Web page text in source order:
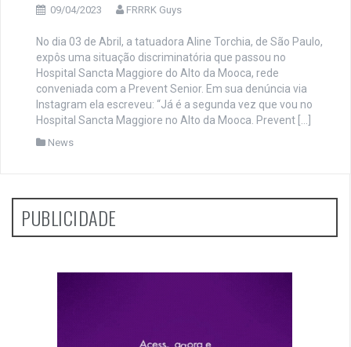
09/04/2023 FRRRK Guys
No dia 03 de Abril, a tatuadora Aline Torchia, de São Paulo,
expôs uma situação discriminatória que passou no
Hospital Sancta Maggiore do Alto da Mooca, rede
conveniada com a Prevent Senior. Em sua denúncia via
Instagram ela escreveu: “Já é a segunda vez que vou no
Hospital Sancta Maggiore no Alto da Mooca. Prevent […]
News
PUBLICIDADE